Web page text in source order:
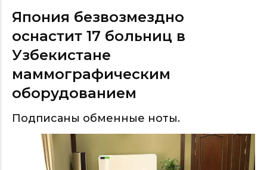
Япония безвозмездно
оснастит 17 больниц в
Узбекистане
маммографическим
оборудованием
Подписаны обменные ноты.